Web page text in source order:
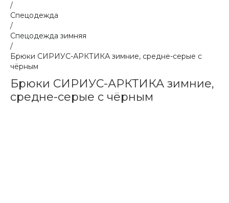
/
Спецодежда
/
Спецодежда зимняя
/
Брюки СИРИУС-АРКТИКА зимние, средне-серые с
чёрным
Брюки СИРИУС-АРКТИКА зимние,
средне-серые с чёрным